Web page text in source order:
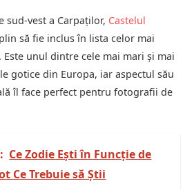
sud-vest a Carpaților, Castelul
să fie inclus în lista celor mai
unul dintre cele mai mari și mai
gotice din Europa, iar aspectul său
îl face perfect pentru fotografii de
Ce Zodie Ești în Funcție de
Ce Trebuie să Știi